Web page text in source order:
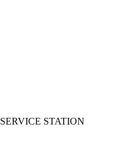
SERVICE STATION